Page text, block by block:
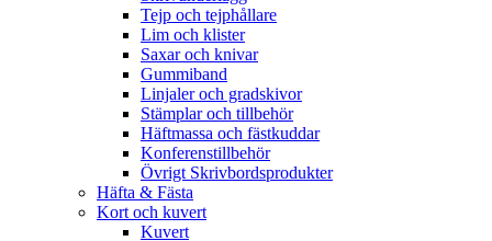
Tejp och tejphållare
Lim och klister
Saxar och knivar
Gummiband
Linjaler och gradskivor
Stämplar och tillbehör
Häftmassa och fästkuddar
Konferenstillbehör
Övrigt Skrivbordsprodukter
Häfta & Fästa
Kort och kuvert
Kuvert